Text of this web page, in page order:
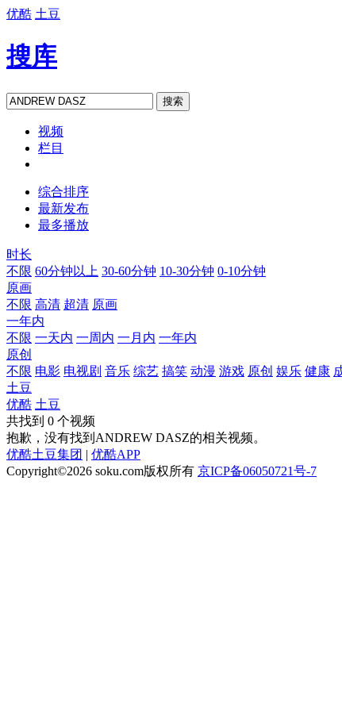
优酷 土豆
搜库
搜索
视频
栏目
综合排序
最新发布
最多播放
时长
不限 60分钟以上 30-60分钟 10-30分钟 0-10分钟
原画
不限 高清 超清 原画
一年内
不限 一天内 一周内 一月内 一年内
原创
不限 电影 电视剧 音乐 综艺 搞笑 动漫 游戏 原创 娱乐 健康
土豆
优酷 土豆
共找到 0 个视频
抱歉，没有找到 ANDREW DASZ的相关视频。
优酷土豆集团 | 优酷APP
Copyright©2026 soku.com版权所有 京ICP备06050721号-7